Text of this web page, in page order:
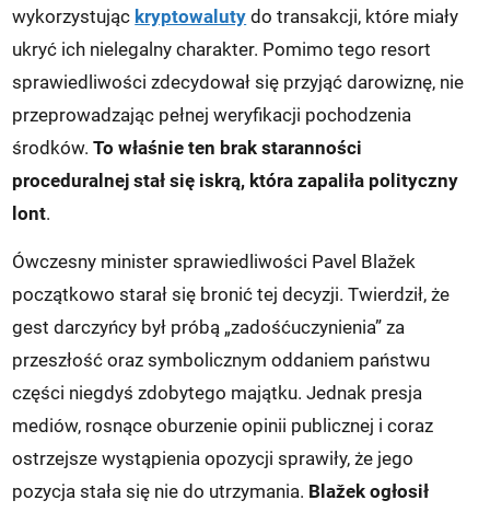
wykorzystując kryptowaluty do transakcji, które miały
ukryć ich nielegalny charakter. Pomimo tego resort
sprawiedliwości zdecydował się przyjąć darowiznę, nie
przeprowadzając pełnej weryfikacji pochodzenia
środków.To właśnie ten brak staranności
proceduralnej stał się iskrą, która zapaliła polityczny
lont.
Ówczesny minister sprawiedliwości Pavel Blažek
początkowo starał się bronić tej decyzji. Twierdził, że
gest darczyńcy był próbą „zadośćuczynienia” za
przeszłość oraz symbolicznym oddaniem państwu
części niegdyś zdobytego majątku. Jednak presja
mediów, rosnące oburzenie opinii publicznej i coraz
ostrzejsze wystąpienia opozycji sprawiły, że jego
pozycja stała się nie do utrzymania. Blažek ogłosił